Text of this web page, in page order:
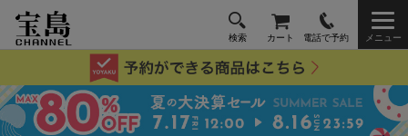
検索 カート 電話で予約 メニュー